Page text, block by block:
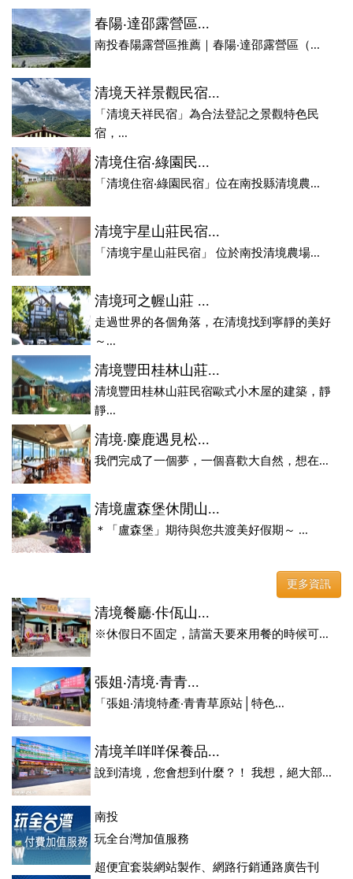
春陽‧達邵露營區...
南投春陽露營區推薦｜春陽‧達邵露營區（...
清境天祥景觀民宿...
「清境天祥民宿」為合法登記之景觀特色民
宿，...
清境住宿‧綠園民...
「清境住宿‧綠園民宿」位在南投縣清境農...
清境宇星山莊民宿...
「清境宇星山莊民宿」 位於南投清境農場...
清境珂之幄山莊 ...
走過世界的各個角落，在清境找到寧靜的美好
～...
清境豐田桂林山莊...
清境豐田桂林山莊民宿歐式小木屋的建築，靜
靜...
清境‧麋鹿遇見松...
我們完成了一個夢，一個喜歡大自然，想在...
清境盧森堡休閒山...
＊「盧森堡」期待與您共渡美好假期～ ...
更多資訊
清境餐廳‧佧佤山...
※休假日不固定，請當天要來用餐的時候可...
張姐‧清境‧青青...
「張姐‧清境特產‧青青草原站│特色...
清境羊咩咩保養品...
說到清境，您會想到什麼？！ 我想，絕大部...
南投
玩全台灣加值服務
超便宜套裝網站製作、網路行銷通路廣告刊